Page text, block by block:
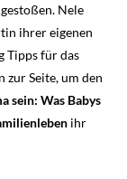
Nele
ihrer eigenen
Tipps für das
zur Seite, um den
sein: Was Babys
ihr